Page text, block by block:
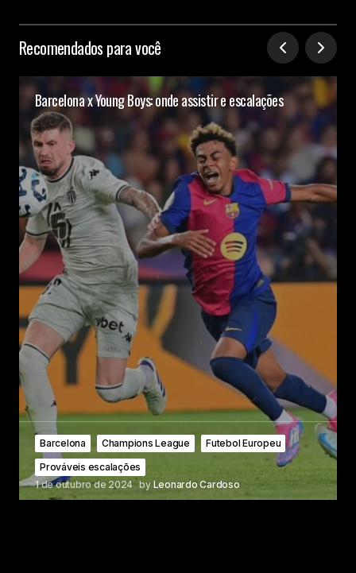
Recomendados para você
Barcelona x Young Boys: onde assistir e escalações
Barcelona Champions League
Futebol Europeu
Prováveis escalações
1 de outubro de 2024 by Leonardo Cardoso